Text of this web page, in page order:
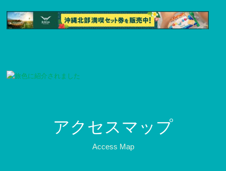
アクセスマップ
Access Map